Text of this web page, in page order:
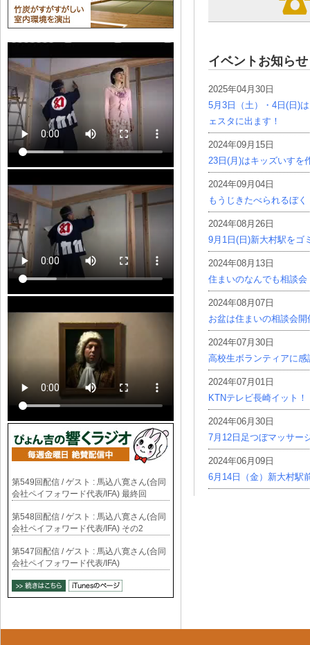
イベントお知らせ
2025年04月30日
5月3日（土）・4日(日)
ェスタに出ます！
2024年09月15日
23日(月)はキッズいすを
2024年09月04日
もうじきたべられるぼく
2024年08月26日
9月1日(日)新大村駅をゴ
2024年08月13日
住まいのなんでも相談会
2024年08月07日
お盆は住まいの相談会開
2024年07月30日
高校生ボランティアに感
2024年07月01日
KTNテレビ長崎イット！
2024年06月30日
7月12日足つぼマッサー
2024年06月09日
6月14日（金）新大村駅
第549回配信 / ゲスト : 馬込八寛さん(合同
会社ペイフォワード代表/IFA) 最終回
第548回配信 / ゲスト : 馬込八寛さん(合同
会社ペイフォワード代表/IFA) その2
第547回配信 / ゲスト : 馬込八寛さん(合同
会社ペイフォワード代表/IFA)